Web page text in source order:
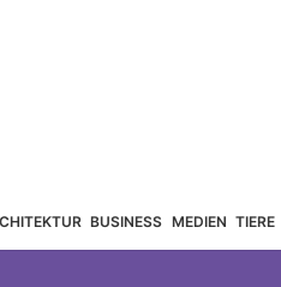
BUSINESS MEDIEN TIERE